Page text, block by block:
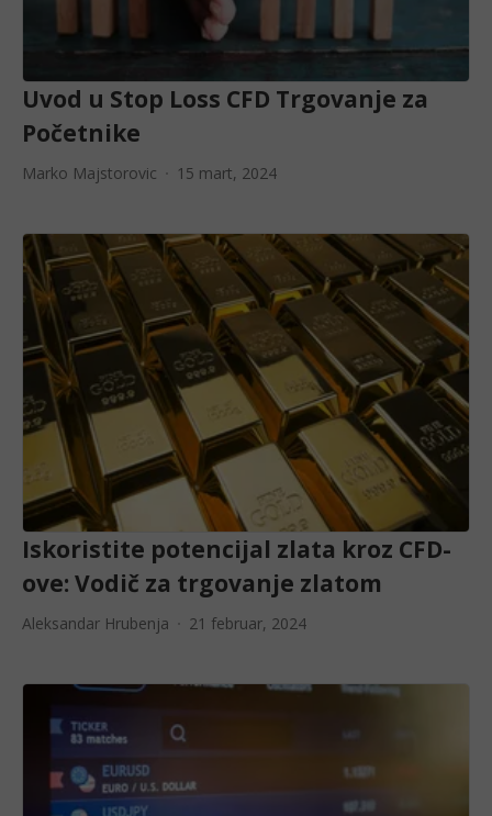
Uvod u Stop Loss CFD Trgovanje za
Početnike
Marko Majstorovic 15 mart, 2024
Iskoristite potencijal zlata kroz CFD-
ove: Vodič za trgovanje zlatom
Aleksandar Hrubenja 21 februar, 2024